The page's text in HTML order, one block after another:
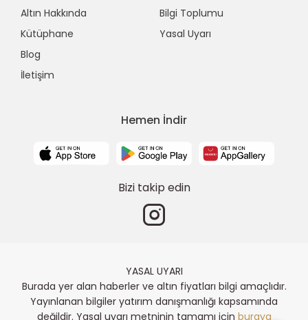
Altın Hakkında
Kütüphane
Blog
İletişim
Bilgi Toplumu
Yasal Uyarı
Hemen İndir
Bizi takip edin
YASAL UYARI
Burada yer alan haberler ve altın fiyatları bilgi amaçlıdır.
Yayınlanan bilgiler yatırım danışmanlığı kapsamında
değildir. Yasal uyarı metninin tamamı için buraya